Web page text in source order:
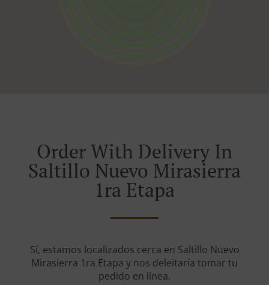
Order With Delivery In
Saltillo Nuevo Mirasierra
1ra Etapa
Sí, estamos localizados cerca en Saltillo Nuevo
Mirasierra 1ra Etapa y nos deleitaría tomar tu
pedido en línea.